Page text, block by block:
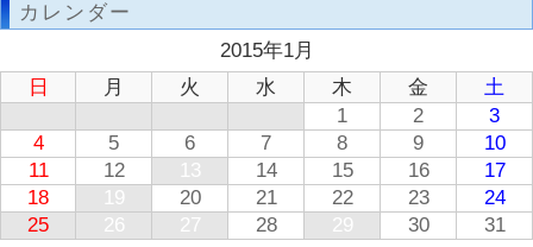
カレンダー
2015年1月
日
月 火 水 木 金
土
1
2
3
4
5 6 7 8 9
10
11
12 13 14 15 16
17
18
19 20 21 22 23
24
25
26 27 28 29 30
31